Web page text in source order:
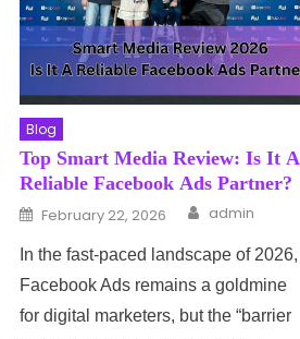
Blog
Top Smart Media Review: Is It A
Reliable Facebook Ads Partner?
Posted on
February 22, 2026 Author
admin
In the fast-paced landscape of 2026,
Facebook Ads remains a goldmine
for digital marketers, but the “barrier